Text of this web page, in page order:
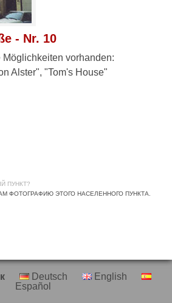
- Nr. 10
Möglichkeiten vorhanden:
Alster", "Tom's House"
ПУНКТ?
ФОТОГРАФИЮ ЭТОГО НАСЕЛЕННОГО ПУНКТА.
Deutsch
English
Español